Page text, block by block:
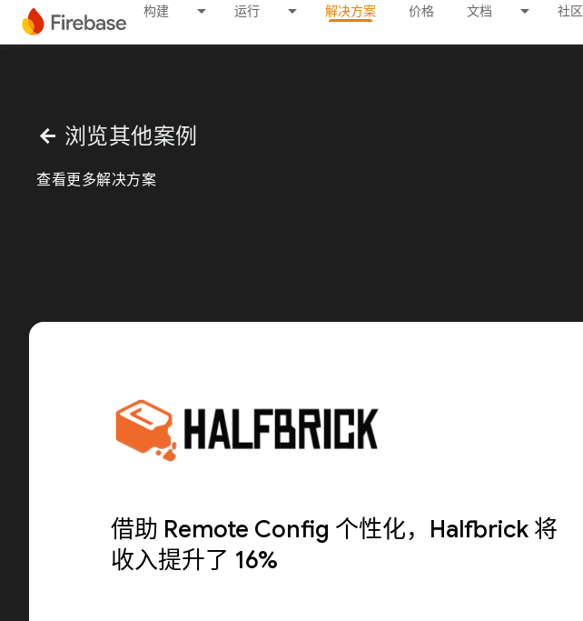
构建 运行 解决方案 价格 文档 社区
arrow_back 浏览其他案例
查看更多解决方案
借助 Remote Config 个性化，Halfbrick 将
收入提升了 16%